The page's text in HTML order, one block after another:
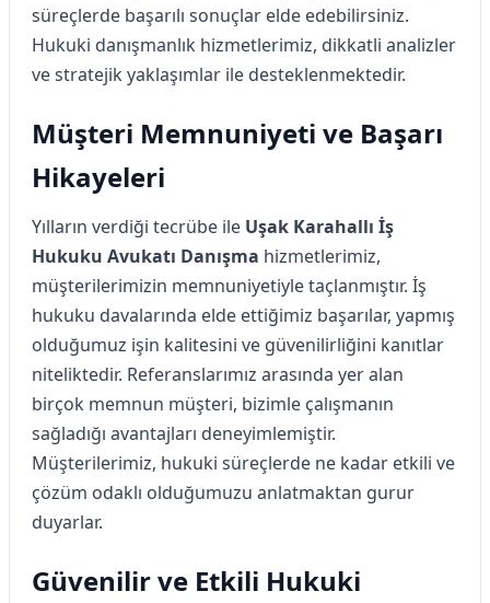
süreçlerde başarılı sonuçlar elde edebilirsiniz.
Hukuki danışmanlık hizmetlerimiz, dikkatli analizler
ve stratejik yaklaşımlar ile desteklenmektedir.
Müşteri Memnuniyeti ve Başarı
Hikayeleri
Yılların verdiği tecrübe ile Uşak Karahallı İş
Hukuku Avukatı Danışma hizmetlerimiz,
müşterilerimizin memnuniyetiyle taçlanmıştır. İş
hukuku davalarında elde ettiğimiz başarılar, yapmış
olduğumuz işin kalitesini ve güvenilirliğini kanıtlar
niteliktedir. Referanslarımız arasında yer alan
birçok memnun müşteri, bizimle çalışmanın
sağladığı avantajları deneyimlemiştir.
Müşterilerimiz, hukuki süreçlerde ne kadar etkili ve
çözüm odaklı olduğumuzu anlatmaktan gurur
duyarlar.
Güvenilir ve Etkili Hukuki